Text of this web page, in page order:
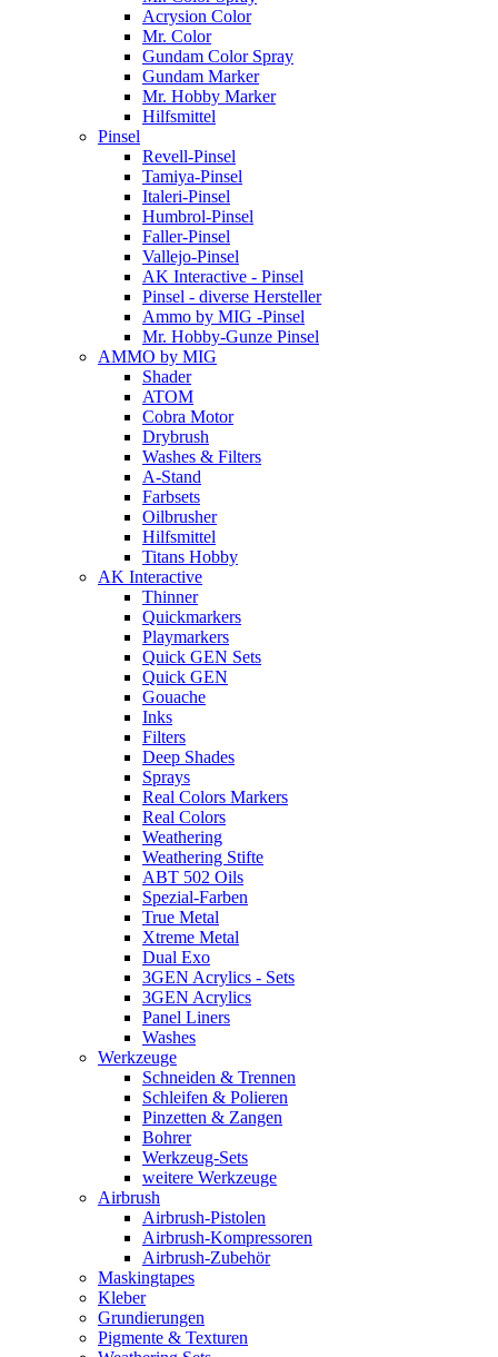
Acrysion Color
Mr. Color
Gundam Color Spray
Gundam Marker
Mr. Hobby Marker
Hilfsmittel
Pinsel
Revell-Pinsel
Tamiya-Pinsel
Italeri-Pinsel
Humbrol-Pinsel
Faller-Pinsel
Vallejo-Pinsel
AK Interactive - Pinsel
Pinsel - diverse Hersteller
Ammo by MIG -Pinsel
Mr. Hobby-Gunze Pinsel
AMMO by MIG
Shader
ATOM
Cobra Motor
Drybrush
Washes & Filters
A-Stand
Farbsets
Oilbrusher
Hilfsmittel
Titans Hobby
AK Interactive
Thinner
Quickmarkers
Playmarkers
Quick GEN Sets
Quick GEN
Gouache
Inks
Filters
Deep Shades
Sprays
Real Colors Markers
Real Colors
Weathering
Weathering Stifte
ABT 502 Oils
Spezial-Farben
True Metal
Xtreme Metal
Dual Exo
3GEN Acrylics - Sets
3GEN Acrylics
Panel Liners
Washes
Werkzeuge
Schneiden & Trennen
Schleifen & Polieren
Pinzetten & Zangen
Bohrer
Werkzeug-Sets
weitere Werkzeuge
Airbrush
Airbrush-Pistolen
Airbrush-Kompressoren
Airbrush-Zubehör
Maskingtapes
Kleber
Grundierungen
Pigmente & Texturen